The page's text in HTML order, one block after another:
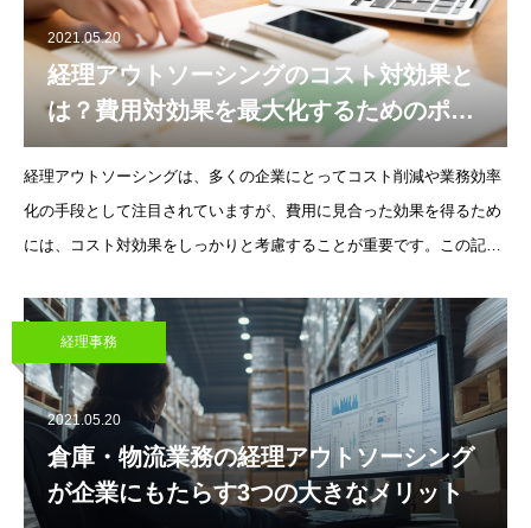
2021.05.20
経理アウトソーシングのコスト対効果と
は？費用対効果を最大化するためのポイ
ント
経理アウトソーシングは、多くの企業にとってコスト削減や業務効率
化の手段として注目されていますが、費用に見合った効果を得るため
には、コスト対効果をしっかりと考慮することが重要です。この記事
効果を最大化するためのポ
経理事務
2021.05.20
倉庫・物流業務の経理アウトソーシング
が企業にもたらす3つの大きなメリット